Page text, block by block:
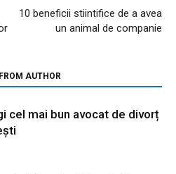
10 beneficii stiintifice de a avea
un animal de companie
AUTHOR
cel mai bun avocat de divorț